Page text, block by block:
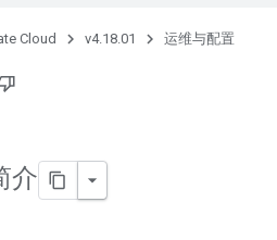
Cloud v4.18.01 运维与配置
介